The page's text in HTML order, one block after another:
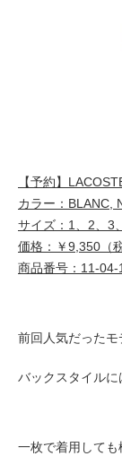
【予約】
カラー：BLANC,
サイズ：1、2、3
価格：￥9,350（
商品番号：11-04-
前回人気だったモ
バックスタイルに
一枚で着用して